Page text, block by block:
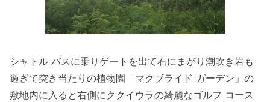
シャトル バスに乗りゲートを出て右にまがり潮吹き岩も
過ぎて突き当たりの植物園「マクブライド ガーデン」の
敷地内に入ると右側にククイウラの綺麗なゴルフ コース